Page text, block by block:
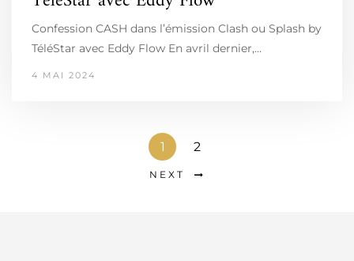
Confession CASH dans l’émission Clash ou Splash by
TéléStar avec Eddy Flow En avril dernier,…
4 MAI 2024
1 2
NEXT